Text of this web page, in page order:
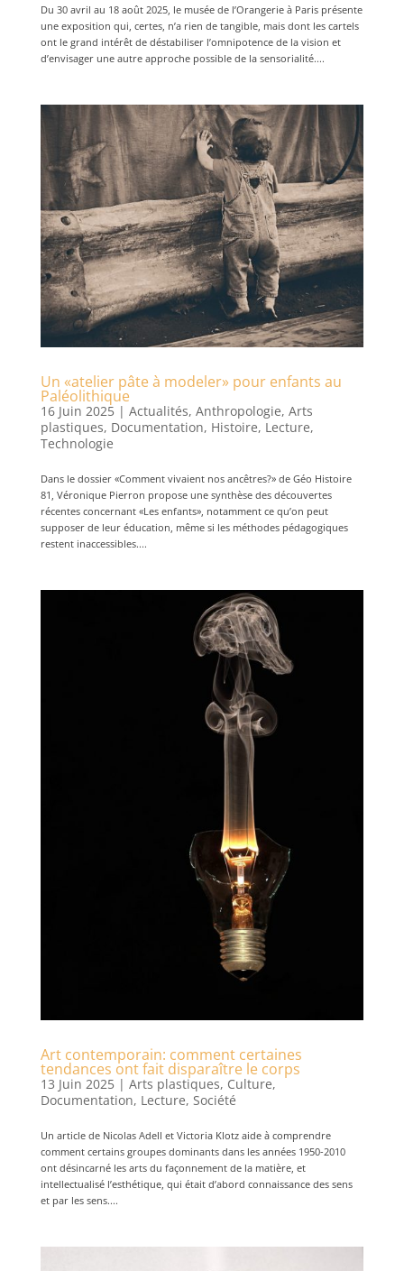
Du 30 avril au 18 août 2025, le musée de l’Orangerie à Paris présente
une exposition qui, certes, n’a rien de tangible, mais dont les cartels
ont le grand intérêt de déstabiliser l’omnipotence de la vision et
d’envisager une autre approche possible de la sensorialité....
Un «atelier pâte à modeler» pour enfants au
Paléolithique
16 Juin 2025| Actualités, Anthropologie, Arts
plastiques, Documentation, Histoire, Lecture,
Technologie
Dans le dossier «Comment vivaient nos ancêtres?» de Géo Histoire
81, Véronique Pierron propose une synthèse des découvertes
récentes concernant «Les enfants», notamment ce qu’on peut
supposer de leur éducation, même si les méthodes pédagogiques
restent inaccessibles....
Art contemporain: comment certaines
tendances ont fait disparaître le corps
13 Juin 2025| Arts plastiques, Culture,
Documentation, Lecture, Société
Un article de Nicolas Adell et Victoria Klotz aide à comprendre
comment certains groupes dominants dans les années 1950-2010
ont désincarné les arts du façonnement de la matière, et
intellectualisé l’esthétique, qui était d’abord connaissance des sens
et par les sens....